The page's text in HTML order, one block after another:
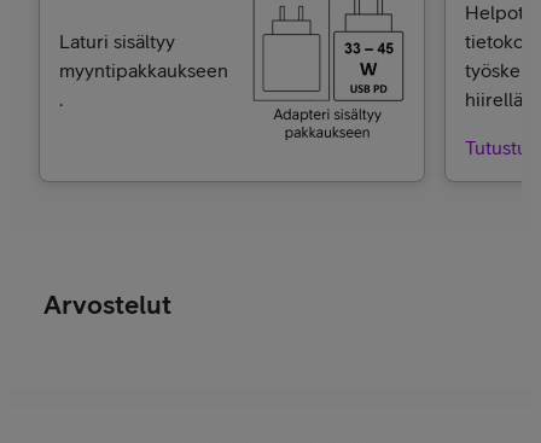
Laturi sisältyy
myyntipakkaukseen
.
Helpota
hiirellä.
Tutustu
Arvostelut